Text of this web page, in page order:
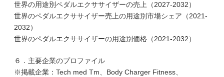
世界の用途別ペダルエクササイザーの売上（2027-2032）
世界のペダルエクササイザー売上の用途別市場シェア（2021-
2032）
世界のペダルエクササイザーの用途別価格（2021-2032）
６．主要企業のプロファイル
※掲載企業：Tech med Tm、Body Charger Fitness、